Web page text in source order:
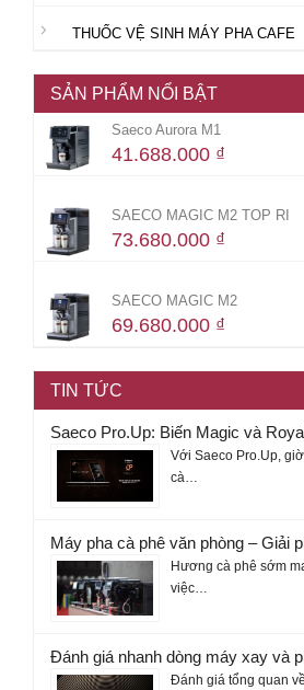
THUỐC VỆ SINH MÁY PHA CAFE
SẢN PHẨM NỔI BẬT
Saeco Aurora M1
41.688.000 ₫
SAECO MAGIC M2 TOP RI
73.680.000 ₫
SAECO MAGIC M2
69.680.000 ₫
TIN TỨC
Với Saeco Pro.Up,
cà…
Hương cà phê sớm
việc…
Đánh giá tổng quan